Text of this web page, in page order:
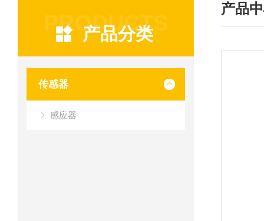
PRODUCTS
产品分类
传感器
感应器
产品